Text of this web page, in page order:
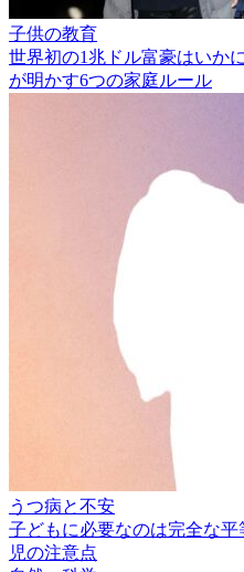
子供の教育
世界初の1兆ドル富豪はい
が明かす6つの家庭ルール
うつ病と不安
子どもに必要なのは完全な
児の注意点